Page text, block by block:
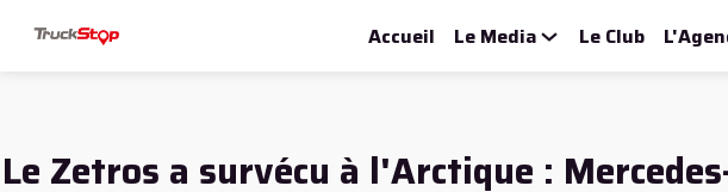
Accueil Le Media Le Club
Le Zetros a survécu à l'Arctique :